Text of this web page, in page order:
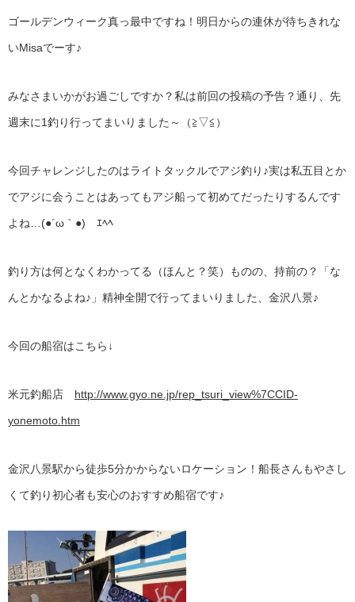
ゴールデンウィーク真っ最中ですね！明日からの連休が待ちきれな
いMisaでーす♪
みなさまいかがお過ごしですか？私は前回の投稿の予告？通り、先
週末に1釣り行ってまいりました～（≧▽≦）
今回チャレンジしたのはライトタックルでアジ釣り♪実は私五目とか
でアジに会うことはあってもアジ船って初めてだったりするんです
よね…(●´ω｀●)ゞｴﾍﾍ
釣り方は何となくわかってる（ほんと？笑）ものの、持前の？「な
んとかなるよね♪」精神全開で行ってまいりました、金沢八景♪
今回の船宿はこちら↓
米元釣船店 http://www.gyo.ne.jp/rep_tsuri_view%7CCID-
yonemoto.htm
金沢八景駅から徒歩5分かからないロケーション！船長さんもやさし
くて釣り初心者も安心のおすすめ船宿です♪